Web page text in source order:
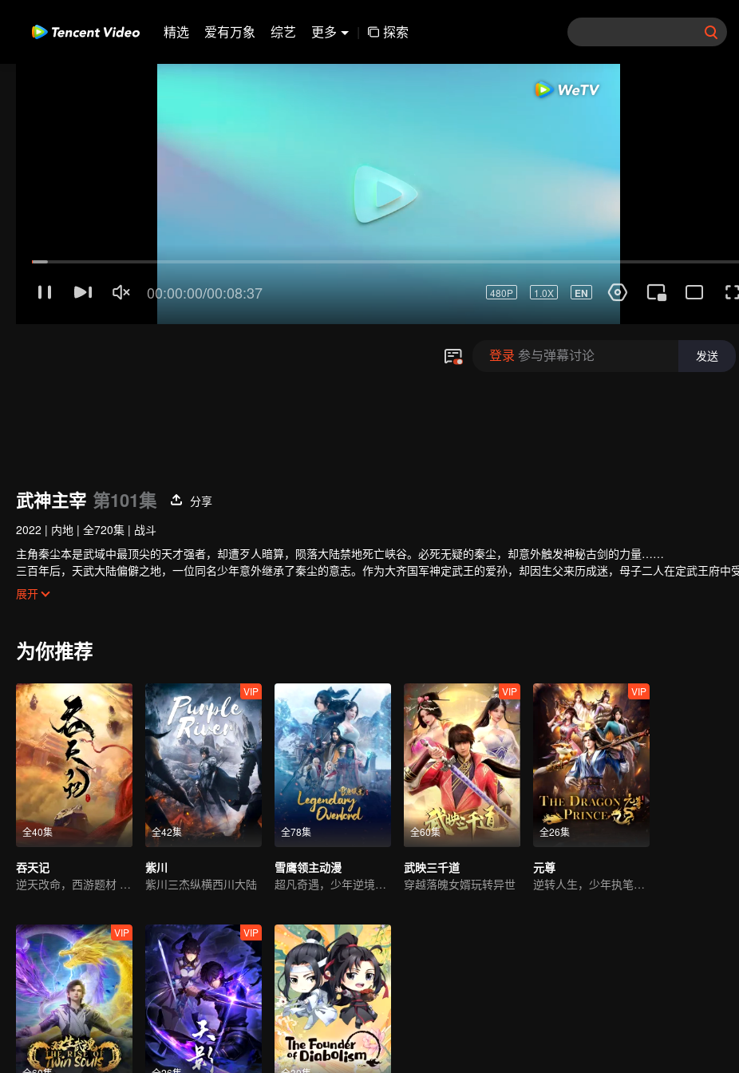
精选 爱有万象 综艺 更多 | 探索
01-30
武神主宰 第101集
分享
2022 | 内地 | 全720集 | 战斗
主角秦尘本是武域中最顶尖的天才强者，却遭歹人暗算，陨落大陆禁地死亡峡谷。必死无疑的秦尘，却意外触发神秘古剑的力量……
三百年后，天武大陆偏僻之地，一位同名少年意外继承了秦尘的意志。作为大齐国军神定武王的爱孙，却因生父来历成迷，母子二人在定武王府中
冷遇，相依为命。
为了重写往日的强者神话，也为了守护自己所爱的一切，秦尘毅然决然扛起维护天下五国的大任，再度踏上武道之路。
展开
为你推荐
全40集
吞天记
逆天改命，西游题材 ，古典仙侠
全42集
VIP
紫川
紫川三杰纵横西川大陆
全78集
雪鹰领主动漫
超凡奇遇，少年逆境重生
全60集
VIP
武映三千道
穿越落魄女婿玩转异世
全26集
VIP
元尊
逆转人生，少年执笔破苍穹
VIP VIP